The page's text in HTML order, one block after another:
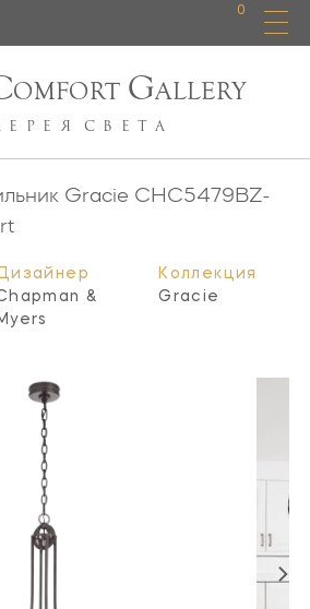
0
OMFORT GALLERY
СВЕТА
Gracie CHC5479BZ-
&
Коллекция
Gracie